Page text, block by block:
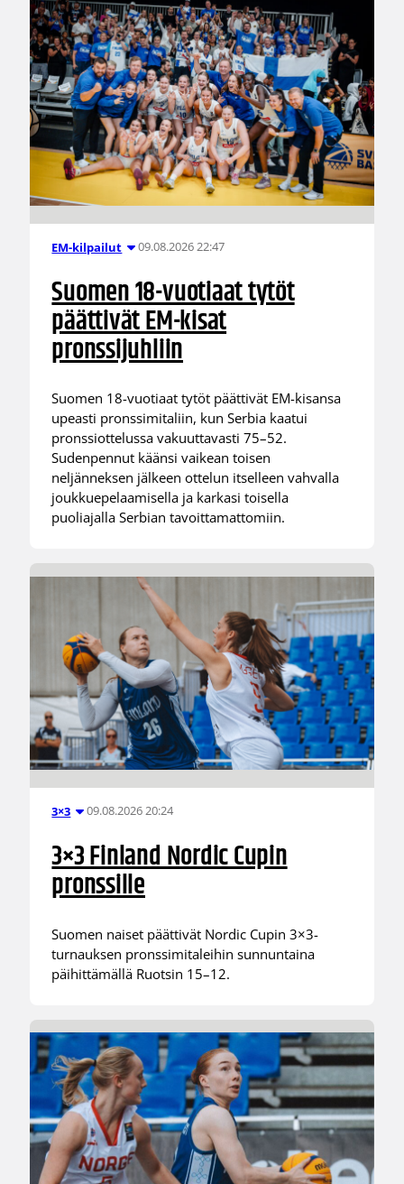
EM-kilpailut 09.08.2026 22:47
Suomen 18-vuotiaat tytöt
päättivät EM-kisat
pronssijuhliin
Suomen 18-vuotiaat tytöt päättivät EM-kisansa
upeasti pronssimitaliin, kun Serbia kaatui
pronssiottelussa vakuuttavasti 75–52.
Sudenpennut käänsi vaikean toisen
neljänneksen jälkeen ottelun itselleen vahvalla
joukkuepelaamisella ja karkasi toisella
puoliajalla Serbian tavoittamattomiin.
3×3 09.08.2026 20:24
3×3 Finland Nordic Cupin
pronssille
Suomen naiset päättivät Nordic Cupin 3×3-
turnauksen pronssimitaleihin sunnuntaina
päihittämällä Ruotsin 15–12.